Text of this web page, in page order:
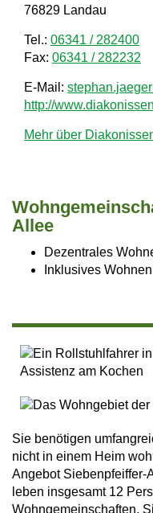
76829 Landau
Tel.: 06341 / 282400
Fax: 06341 / 282232
E-Mail:
http://
Mehr über
Allee
Dezentrales
Inklusives Wohnen
Sie benötigen
nicht in einem Heim
Angebot Siebenpfeiffer-
leben insgesamt 12
Wohngemeinschaften.